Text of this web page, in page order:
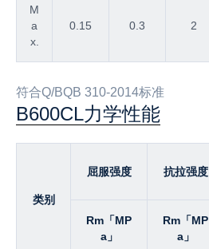
M
a
x.
0.15 0.3 2
符合Q/BQB 310-2014标准
B600CL力学性能
类别
屈服强度 抗拉强度
Rm「MP
a」
Rm「MP
a」